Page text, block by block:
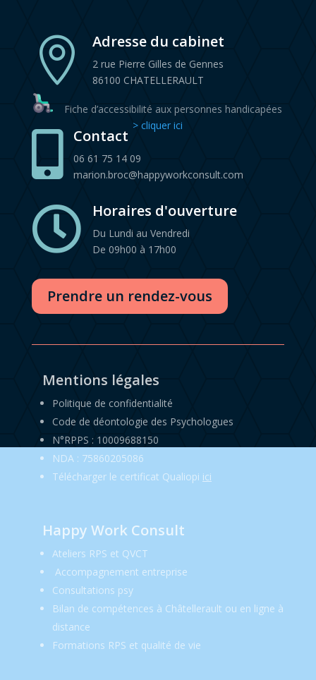
 Adresse du cabinet
2 rue Pierre Gilles de Gennes
86100 CHATELLERAULT
Fiche d’accessibilité aux personnes handicapées
> cliquer ici
 Contact
06 61 75 14 09
marion.broc@happyworkconsult.com
 Horaires d'ouverture
Du Lundi au Vendredi
De 09h00 à 17h00
Prendre un rendez-vous
Mentions légales
Politique de confidentialité
Code de déontologie des Psychologues
N°RPPS : 10009688150
NDA : 75860205086
Télécharger le certificat Qualiopi ici
Happy Work Consult
Ateliers RPS et QVCT
Accompagnement entreprise
Consultations psy
Bilan de compétences à Châtellerault ou en ligne à
distance
Formations RPS et qualité de vie